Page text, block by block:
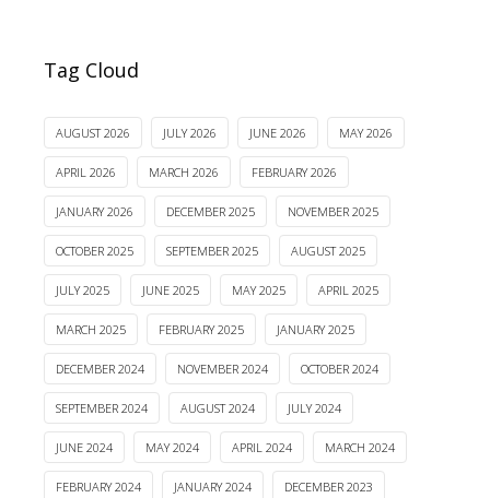
Tag Cloud
AUGUST 2026 JULY 2026 JUNE 2026 MAY 2026
APRIL 2026 MARCH 2026 FEBRUARY 2026
JANUARY 2026 DECEMBER 2025 NOVEMBER 2025
OCTOBER 2025 SEPTEMBER 2025 AUGUST 2025
JULY 2025 JUNE 2025 MAY 2025 APRIL 2025
MARCH 2025 FEBRUARY 2025 JANUARY 2025
DECEMBER 2024 NOVEMBER 2024 OCTOBER 2024
SEPTEMBER 2024 AUGUST 2024 JULY 2024
JUNE 2024 MAY 2024 APRIL 2024 MARCH 2024
FEBRUARY 2024 JANUARY 2024 DECEMBER 2023